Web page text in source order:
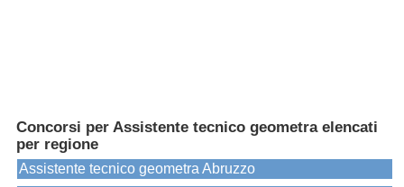
Concorsi per Assistente tecnico geometra elencati
per regione
Assistente tecnico geometra Abruzzo